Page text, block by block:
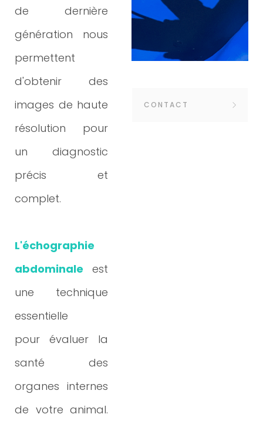
de dernière
génération nous
permettent
d'obtenir des
images de haute
résolution pour
un diagnostic
précis et
complet.
L'échographie
abdominale est
une technique
essentielle
pour évaluer la
santé des
organes internes
de votre animal.
CONTACT